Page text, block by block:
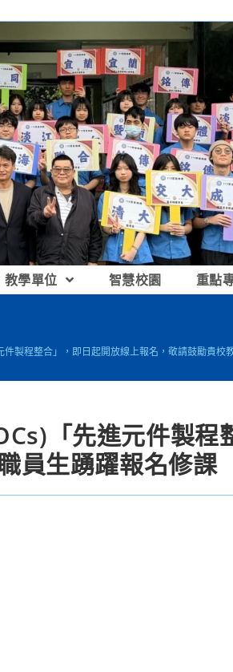
教學單位 智慧校園 重點
製程整合」，即日起開放線上報名，敬請鼓勵貴校
「先進元件製程
員生踴躍報名修課